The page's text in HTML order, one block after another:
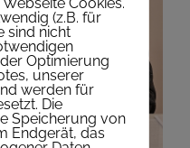
(z.B. für
sind nicht
Optimierung
unserer
werden für
Die
Speicherung von
Endgerät, das